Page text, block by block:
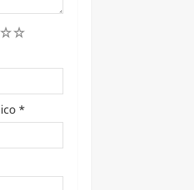
5
*